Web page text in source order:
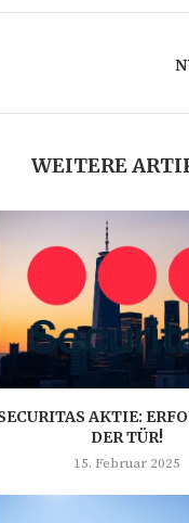
WEITERE
AKTIE:
DER TÜR!
15. Februar 2025